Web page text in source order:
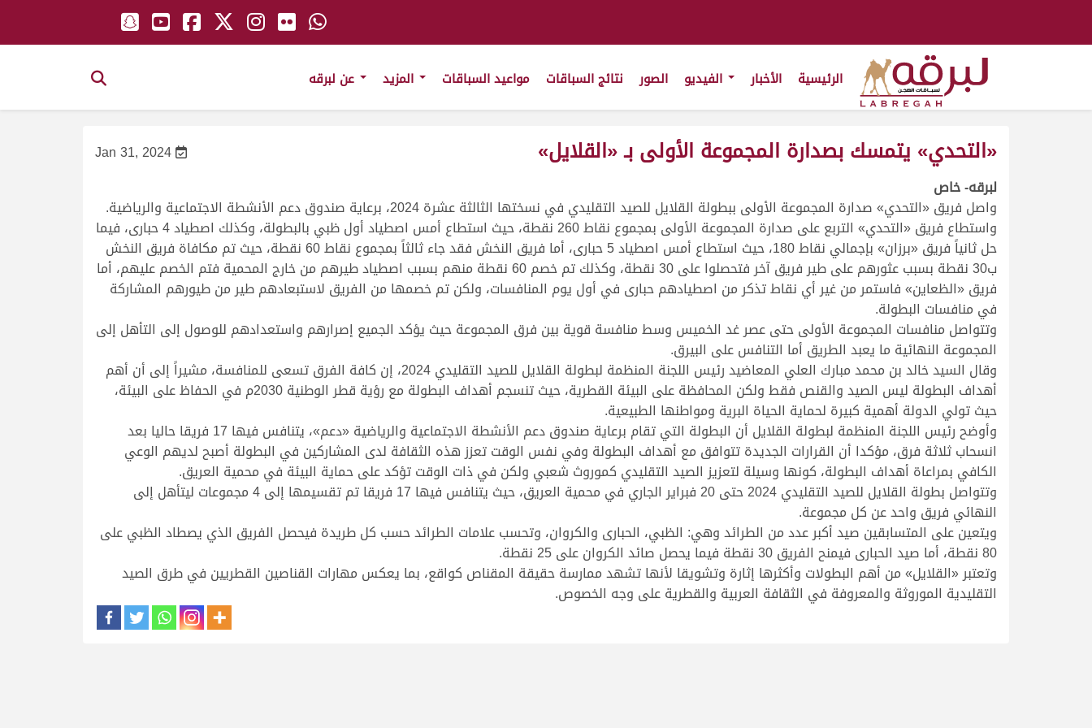
الرئيسية الأخبار الصور نتائج السباقات مواعيد السباقات
Jan 31, 2024 «التحدي» يتمسك بصدارة المجموعة الأولى بـ «القلايل»
لبرقه- خاص
واصل فريق «التحدي» صدارة المجموعة الأولى ببطولة القلايل للصيد التقليدي في نسختها الثالثة عشرة 2024، برعاية صندوق دعم الأنشطة الاجتماعية والرياضية.
واستطاع فريق «التحدي» التربع على صدارة المجموعة الأولى بمجموع نقاط 260 نقطة، حيث استطاع أمس اصطياد أول ظبي بالبطولة، وكذلك اصطياد 4 حبارى، فيما
حل ثانياً فريق «برزان» بإجمالي نقاط 180، حيث استطاع أمس اصطياد 5 حبارى، أما فريق النخش فقد جاء ثالثاً بمجموع نقاط 60 نقطة، حيث تم مكافاة فريق النخش
ب30 نقطة بسبب عثورهم على طير فريق آخر فتحصلوا على 30 نقطة، وكذلك تم خصم 60 نقطة منهم بسبب اصطياد طيرهم من خارج المحمية فتم الخصم عليهم، أما
فريق «الظعاين» فاستمر من غير أي نقاط تذكر من اصطيادهم حبارى في أول يوم المنافسات، ولكن تم خصمها من الفريق لاستبعادهم طير من طيورهم المشاركة
في منافسات البطولة.
وتتواصل منافسات المجموعة الأولى حتى عصر غد الخميس وسط منافسة قوية بين فرق المجموعة حيث يؤكد الجميع إصرارهم واستعدادهم للوصول إلى التأهل إلى
المجموعة النهائية ما يعبد الطريق أما التنافس على البيرق.
وقال السيد خالد بن محمد مبارك العلي المعاضيد رئيس اللجنة المنظمة لبطولة القلايل للصيد التقليدي 2024، إن كافة الفرق تسعى للمنافسة، مشيراً إلى أن أهم
أهداف البطولة ليس الصيد والقنص فقط ولكن المحافظة على البيئة القطرية، حيث تنسجم أهداف البطولة مع رؤية قطر الوطنية 2030م في الحفاظ على البيئة،
حيث تولي الدولة أهمية كبيرة لحماية الحياة البرية ومواطنها الطبيعية.
وأوضح رئيس اللجنة المنظمة لبطولة القلايل أن البطولة التي تقام برعاية صندوق دعم الأنشطة الاجتماعية والرياضية «دعم»، يتنافس فيها 17 فريقا حاليا بعد
انسحاب ثلاثة فرق، مؤكدا أن القرارات الجديدة تتوافق مع أهداف البطولة وفي نفس الوقت تعزز هذه الثقافة لدى المشاركين في البطولة أصبح لديهم الوعي
الكافي بمراعاة أهداف البطولة، كونها وسيلة لتعزيز الصيد التقليدي كموروث شعبي ولكن في ذات الوقت تؤكد على حماية البيئة في محمية العريق.
وتتواصل بطولة القلايل للصيد التقليدي 2024 حتى 20 فبراير الجاري في محمية العريق، حيث يتنافس فيها 17 فريقا تم تقسيمها إلى 4 مجموعات ليتأهل إلى
النهائي فريق واحد عن كل مجموعة.
ويتعين على المتسابقين صيد أكبر عدد من الطرائد وهي: الظبي، الحبارى والكروان، وتحسب علامات الطرائد حسب كل طريدة فيحصل الفريق الذي يصطاد الظبي على
80 نقطة، أما صيد الحبارى فيمنح الفريق 30 نقطة فيما يحصل صائد الكروان على 25 نقطة.
وتعتبر «القلايل» من أهم البطولات وأكثرها إثارة وتشويقا لأنها تشهد ممارسة حقيقة المقناص كواقع، بما يعكس مهارات القناصين القطريين في طرق الصيد
التقليدية الموروثة والمعروفة في الثقافة العربية والقطرية على وجه الخصوص.